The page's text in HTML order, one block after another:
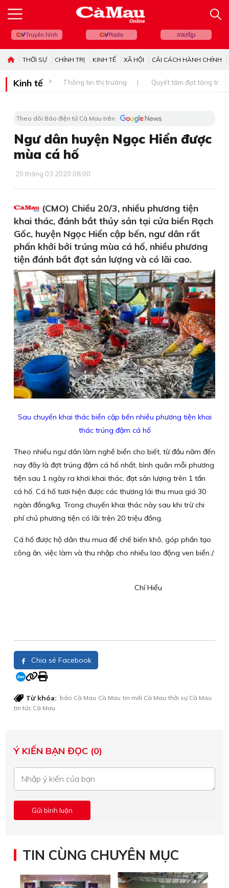
Truyền hình Radio ភាសាខ្មែរ
THỜI SỰ CHÍNH TRỊ KINH TẾ XÃ HỘI CẢI CÁCH HÀNH CHÍNH
Kinh tế Thông tin thị trường Quyết tâm đạt tăng
Theo dõi Báo điện tử Cà Mau trên
Ngư dân huyện Ngọc Hiển được
mùa cá hố
20 tháng 03 2020 08:00
(CMO) Chiều 20/3, nhiều phương tiện
khai thác, đánh bắt thủy sản tại cửa biển Rạch
Gốc, huyện Ngọc Hiển cập bến, ngư dân rất
phấn khởi bởi trúng mùa cá hố, nhiều phương
tiện đánh bắt đạt sản lượng và có lãi cao.
Sau chuyến khai thác biển cặp bến nhiều phương tiện khai
thác trúng đậm cá hố
Theo nhiều ngư dân làm nghề biển cho biết, từ đầu năm đến
nay đây là đợt trúng đậm cá hố nhất, bình quân mỗi phương
tiện sau 1 ngày ra khơi khai thác, đạt sản lượng trên 1 tấn
cá hố. Cá hố tươi hiện được các thương lái thu mua giá 30
ngàn đồng/kg. Trong chuyến khai thác này sau khi trừ chi
phí chủ phương tiện có lãi trên 20 triệu đồng.
Cá hố được hộ dân thu mua để chế biến khô, góp phần tạo
công ăn, việc làm và thu nhập cho nhiều lao động ven biển./.
Chí Hiểu
Chia sẻ Facebook
Từ khóa: báo Cà Mau Cà Mau tin mới Cà Mau thời sự Cà Mau
tin tức Cà Mau
Ý KIẾN BẠN ĐỌC (0)
TIN CÙNG CHUYÊN MỤC